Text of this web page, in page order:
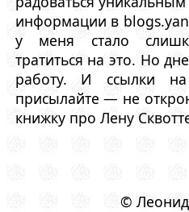
информации в
у меня стало
тратиться на это. Но
работу. И ссылки
присылайте — не
книжку про Лену
©